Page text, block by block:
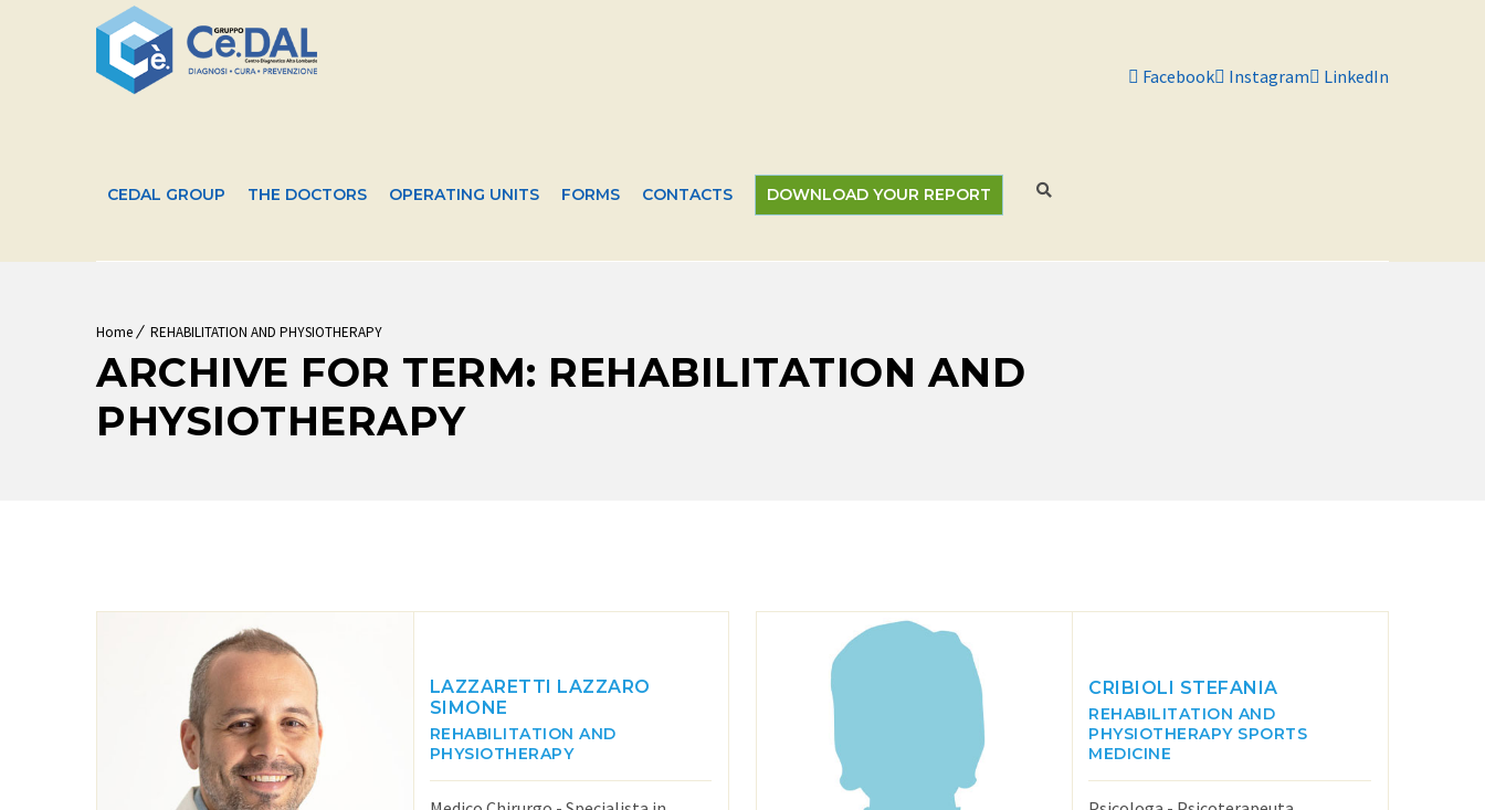
Facebook Instagram LinkedIn
CEDAL GROUP THE DOCTORS OPERATING UNITS FORMS CONTACTS DOWNLOAD YOUR REPORT
Home REHABILITATION AND PHYSIOTHERAPY
ARCHIVE FOR TERM: REHABILITATION AND
PHYSIOTHERAPY
LAZZARETTI LAZZARO
SIMONE
REHABILITATION AND
PHYSIOTHERAPY
CRIBIOLI STEFANIA
REHABILITATION AND
PHYSIOTHERAPY SPORTS
MEDICINE